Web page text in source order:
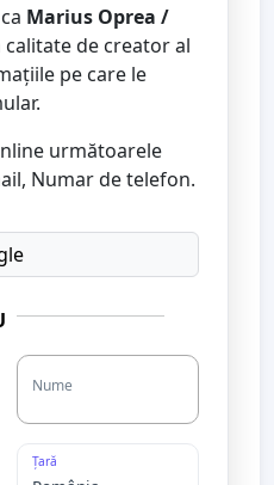
Marius Oprea /
calitate de creator al
pe care le
următoarele
Numar de telefon.
Nume
Țară